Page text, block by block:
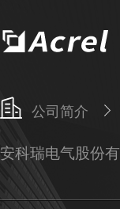
公司简介
安科瑞电气股份